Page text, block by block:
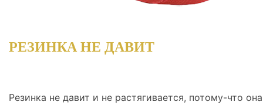
РЕЗИНКА НЕ ДАВИТ
Резинка не давит и не растягивается, потому-что